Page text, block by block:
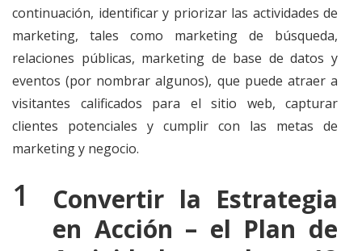
continuación, identificar y priorizar las actividades de
marketing, tales como marketing de búsqueda,
relaciones públicas, marketing de base de datos y
eventos (por nombrar algunos), que puede atraer a
visitantes calificados para el sitio web, capturar
clientes potenciales y cumplir con las metas de
marketing y negocio.
Convertir la Estrategia
en Acción – el Plan de